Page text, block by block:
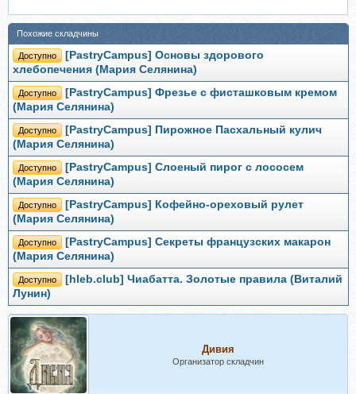
Похожие складчины
Доступно
[PastryCampus] Основы здорового
хлебопечения (Мария Селянина)
Доступно
[PastryCampus] Фрезье с фисташковым кремом
(Мария Селянина)
Доступно
[PastryCampus] Пирожное Пасхальный кулич
(Мария Селянина)
Доступно
[PastryCampus] Слоеный пирог с лососем
(Мария Селянина)
Доступно
[PastryCampus] Кофейно-ореховый рулет
(Мария Селянина)
Доступно
[PastryCampus] Секреты французских макарон
(Мария Селянина)
Доступно
[hleb.club] Чиабатта. Золотые правила (Виталий
Лунин)
Дивия
Организатор складчин